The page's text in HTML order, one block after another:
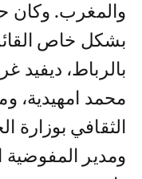
والمغرب. وكان
بشكل خاص
بالرباط، ديفيد
محمد امهيدية،
الثقافي بوزارة
ومدير المفوضية